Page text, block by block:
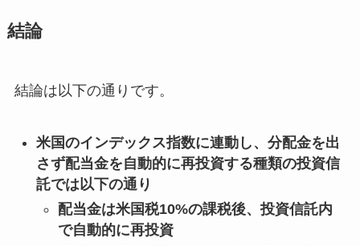
結論
結論は以下の通りです。
米国のインデックス指数に連動し、分配金を出
さず配当金を自動的に再投資する種類の投資信
託では以下の通り
配当金は米国税10%の課税後、投資信託内
で自動的に再投資